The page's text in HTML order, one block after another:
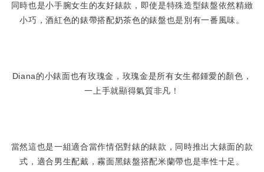
同時也是小手腕女生的友好錶款，即使是特殊造型錶盤依然精緻
小巧，酒紅色的錶帶搭配奶茶色的錶盤也是別有一番風味。
Diana的小錶面也有玫瑰金，玫瑰金是所有女生都鍾愛的顏色，
一上手就顯得氣質非凡！
當然這也是一組適合當作情侶對錶的錶款，同時推出大錶面的款
式，適合男生配戴，霧面黑錶盤搭配米蘭帶也是率性十足。